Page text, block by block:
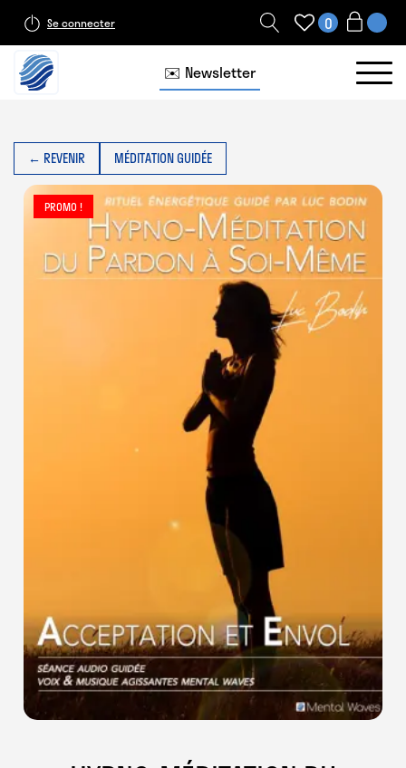
Se connecter 0
✉️ Newsletter
← REVENIR MÉDITATION GUIDÉE
PROMO !